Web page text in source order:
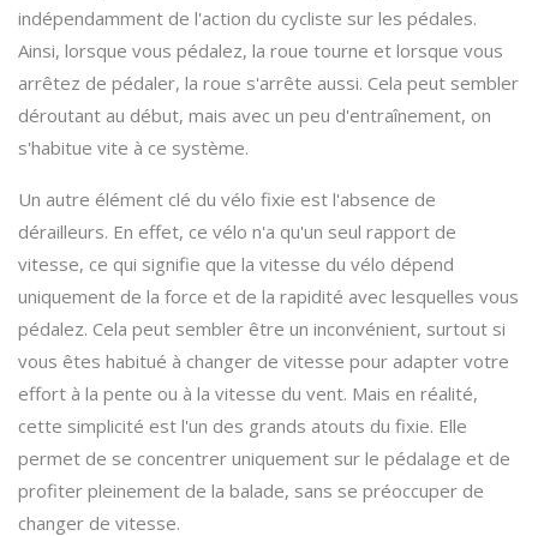
indépendamment de l'action du cycliste sur les pédales.
Ainsi, lorsque vous pédalez, la roue tourne et lorsque vous
arrêtez de pédaler, la roue s'arrête aussi. Cela peut sembler
déroutant au début, mais avec un peu d'entraînement, on
s'habitue vite à ce système.
Un autre élément clé du vélo fixie est l'absence de
dérailleurs. En effet, ce vélo n'a qu'un seul rapport de
vitesse, ce qui signifie que la vitesse du vélo dépend
uniquement de la force et de la rapidité avec lesquelles vous
pédalez. Cela peut sembler être un inconvénient, surtout si
vous êtes habitué à changer de vitesse pour adapter votre
effort à la pente ou à la vitesse du vent. Mais en réalité,
cette simplicité est l'un des grands atouts du fixie. Elle
permet de se concentrer uniquement sur le pédalage et de
profiter pleinement de la balade, sans se préoccuper de
changer de vitesse.